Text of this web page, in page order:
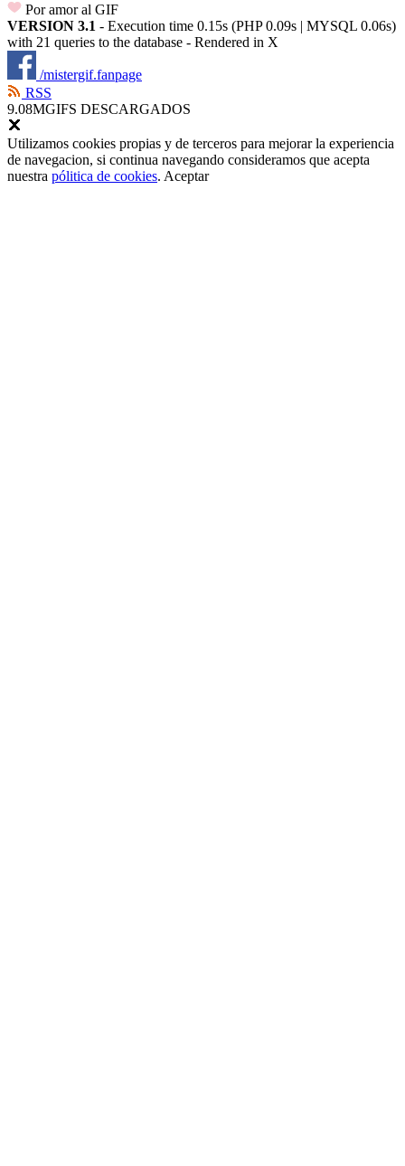
Por amor al GIF
VERSION 3.1 - Execution time 0.15s (PHP 0.09s | MYSQL 0.06s)
with 21 queries to the database - Rendered in X
/mistergif.fanpage
RSS
9.08MGIFS DESCARGADOS
Utilizamos cookies propias y de terceros para mejorar la experiencia
de navegacion, si continua navegando consideramos que acepta
nuestra pólitica de cookies. Aceptar